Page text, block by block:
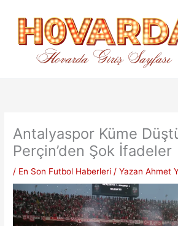
Antalyaspor Küme
Perçin’den Şok İfadeler
/ En Son Futbol Haberleri / Yazan Ahmet